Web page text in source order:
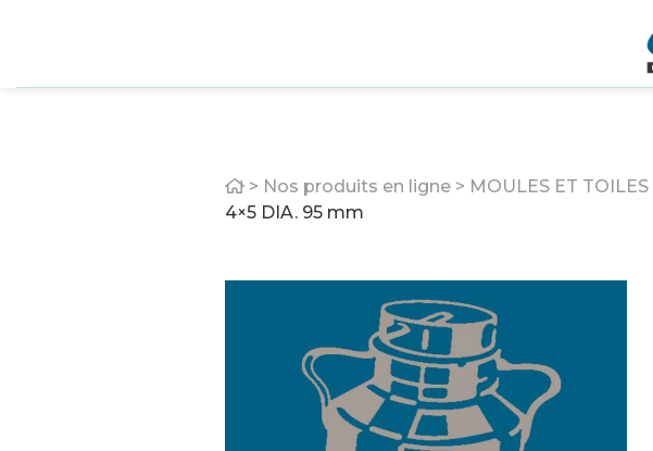
Home
> Nos produits en ligne > MOULES ET TOILES
4×5 DIA. 95 mm